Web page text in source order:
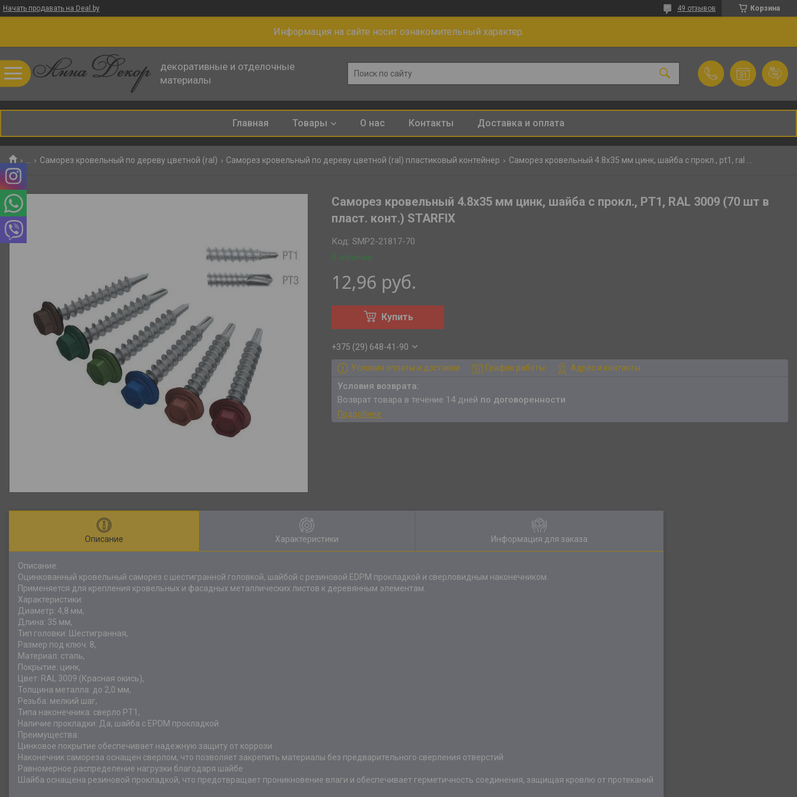
Начать продавать на Deal.by Корзина
49 отзывов
Информация на сайте носит ознакомительный характер.
декоративные и отделочные
материалы
Главная Товары О нас Контакты Доставка и оплата
Саморез кровельный по дереву цветной (ral) Саморез кровельный по дереву цветной (ral) пластиковый контейнер
Саморез кровельный 4.8х35 мм цинк, шайба с прокл., PT1, RAL 3009 (70 шт в
пласт. конт.) STARFIX
В наличии
Код:SMP2-21817-70
12,96 руб.
Купить
+375 (29) 648-41-90
Условия оплаты и доставки График работы Адрес и контакты
возврат товара в течение 14 дней по договоренности
Подробнее
Описание Характеристики Информация для заказа
Описание:
Оцинкованный кровельный саморез с шестигранной головкой, шайбой c резиновой EDPM прокладкой и сверловидным наконечником.
Применяется для крепления кровельных и фасадных металлических листов к деревянным элементам.
Характеристики:
Диаметр: 4,8 мм,
Длина: 35 мм,
Тип головки: Шестигранная,
Размер под ключ: 8,
Материал: сталь,
Покрытие: цинк,
Цвет: RAL 3009 (Красная окись),
Толщина металла: до 2,0 мм,
Резьба: мелкий шаг,
Типа наконечника: сверло РТ1,
Наличие прокладки: Да, шайба с EPDM прокладкой
Преимущества:
Цинковое покрытие обеспечивает надежную защиту от коррози
Наконечник самореза оснащен сверлом, что позволяет закрепить материалы без предварительного сверления отверстий
Равномерное распределение нагрузки благодаря шайбе
Шайба оснащена резиновой прокладкой, что предотвращает проникновение влаги и обеспечивает герметичность соединения, защищая кровлю от протеканий